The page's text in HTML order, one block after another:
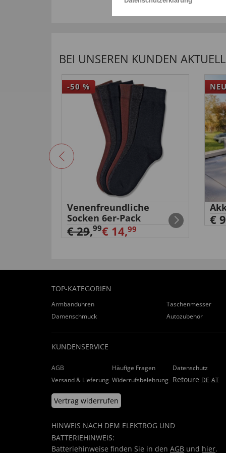
BEI UNSEREN KUNDEN
-50 %
Venenfreundliche
Socken 6er-Pack
€ 29,99€ 14,99
€
TOP-KATEGORIEN
Armbanduhren Taschenmesser
Damenschmuck
Autozubehör
KUNDENSERVICE
AGB Häufige Fragen
Datenschutz
Versand & Lieferung Widerrufsbelehrung Retoure DE AT
Vertrag widerrufen
HINWEIS NACH DEM ELEKTROG UND
BATTERIEHINWEIS:
Batteriehinweise finden Sie in den AGB und hier.